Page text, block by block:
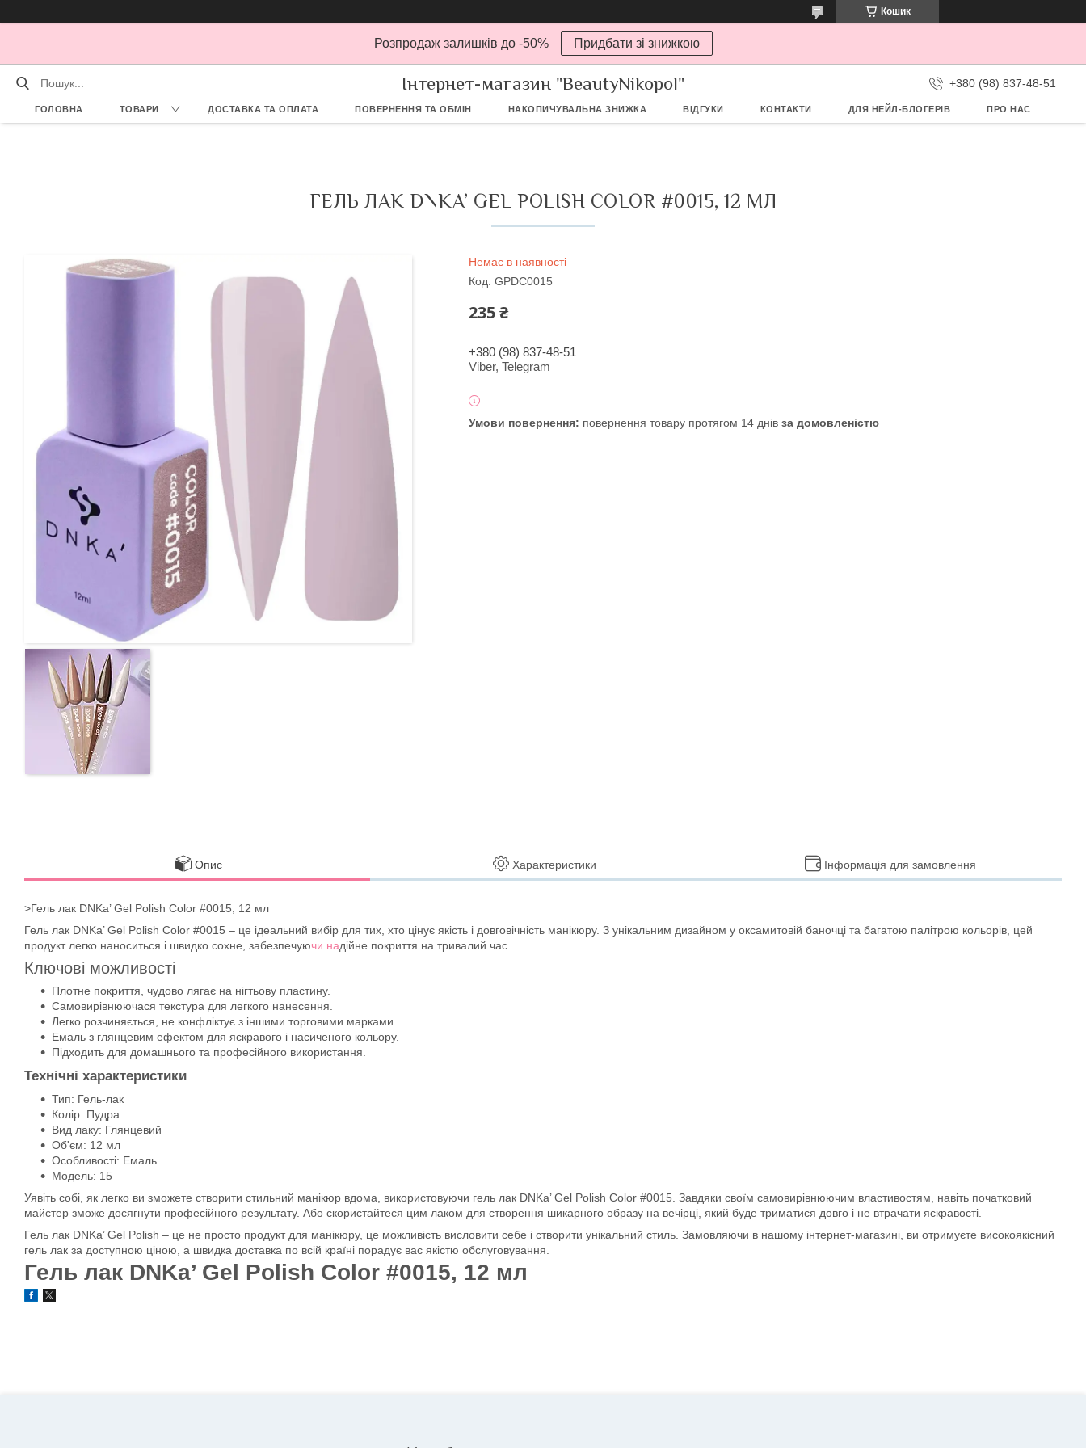
Кошик
Розпродаж залишків до -50% Придбати зі знижкою
Інтернет-магазин "BeautyNikopol" +380 (98) 837-48-51
ГОЛОВНА ТОВАРИ ДОСТАВКА ТА ОПЛАТА ПОВЕРНЕННЯ ТА ОБМІН НАКОПИЧУВАЛЬНА ЗНИЖКА ВІДГУКИ КОНТАКТИ ДЛЯ НЕЙЛ-БЛОГЕРІВ ПРО НАС
ГЕЛЬ ЛАК DNKA’ GEL POLISH COLOR #0015, 12 МЛ
Немає в наявності
Код: GPDС0015
235 ₴
+380 (98) 837-48-51
Viber, Telegram
повернення товару протягом 14 днів за домовленістю
Опис Характеристики Інформація для замовлення
>Гель лак DNKa’ Gel Polish Color #0015, 12 мл
Гель лак DNKa’ Gel Polish Color #0015 – це ідеальний вибір для тих, хто цінує якість і довговічність манікюру. З унікальним дизайном у оксамитовій баночці та багатою палітрою кольорів, цей
продукт легко наноситься і швидко сохне, забезпечуючи надійне покриття на тривалий час.
Ключові можливості
Плотне покриття, чудово лягає на нігтьову пластину.
Самовирівнюючася текстура для легкого нанесення.
Легко розчиняється, не конфліктує з іншими торговими марками.
Емаль з глянцевим ефектом для яскравого і насиченого кольору.
Підходить для домашнього та професійного використання.
Технічні характеристики
Тип: Гель-лак
Колір: Пудра
Вид лаку: Глянцевий
Об'єм: 12 мл
Особливості: Емаль
Модель: 15
Уявіть собі, як легко ви зможете створити стильний манікюр вдома, використовуючи гель лак DNKa’ Gel Polish Color #0015. Завдяки своїм самовирівнюючим властивостям, навіть початковий
майстер зможе досягнути професійного результату. Або скористайтеся цим лаком для створення шикарного образу на вечірці, який буде триматися довго і не втрачати яскравості.
Гель лак DNKa’ Gel Polish – це не просто продукт для манікюру, це можливість висловити себе і створити унікальний стиль. Замовляючи в нашому інтернет-магазині, ви отримуєте високоякісний
гель лак за доступною ціною, а швидка доставка по всій країні порадує вас якістю обслуговування.
Гель лак DNKa’ Gel Polish Color #0015, 12 мл